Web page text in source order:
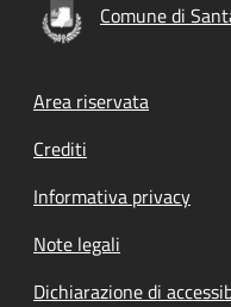
Comune di
Footer menu
Area riservata
Crediti
Informativa privacy
Note legali
Dichiarazione di